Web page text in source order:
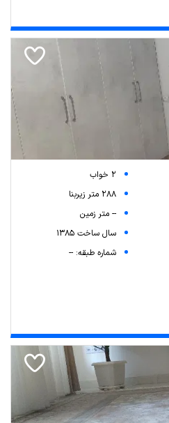
2 خواب
288 متر زیربنا
-- متر زمین
سال ساخت 1385
شماره طبقه: --